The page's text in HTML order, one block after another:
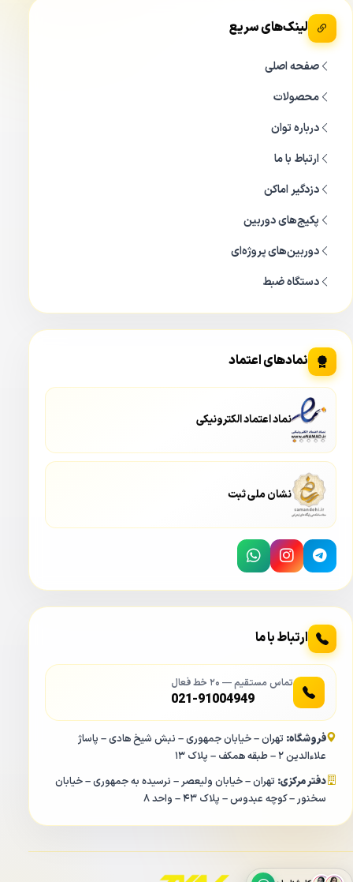
لینک‌های سریع
صفحه اصلی
محصولات
درباره توان
ارتباط با ما
دزدگیر اماکن
پکیج‌های دوربین
دوربین‌های پروژه‌ای
دستگاه ضبط
نمادهای اعتماد
نماد اعتماد الکترونیکی
نشان ملی ثبت
ارتباط با ما
تماس مستقیم — ۲۰ خط فعال
021-91004949
فروشگاه: تهران – خیابان جمهوری – نبش شیخ هادی – پاساژ
علاءالدین ۲ – طبقه همکف – پلاک ۱۳
دفتر مرکزی: تهران – خیابان ولیعصر – نرسیده به جمهوری – خیابان
سخنور – کوچه عبدوس – پلاک ۴۳ – واحد ۸